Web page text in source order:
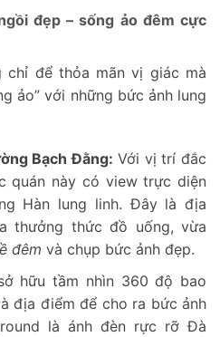
đẹp – sống ảo đêm cực
để thỏa mãn vị giác mà
ảo” với những bức ảnh lung
Bạch Đằng: Với vị trí đắc
quán này có view trực diện
Hàn lung linh. Đây là địa
thưởng thức đồ uống, vừa
đêm và chụp bức ảnh đẹp.
hữu tầm nhìn 360 độ bao
địa điểm để cho ra bức ảnh
là ánh đèn rực rỡ Đà